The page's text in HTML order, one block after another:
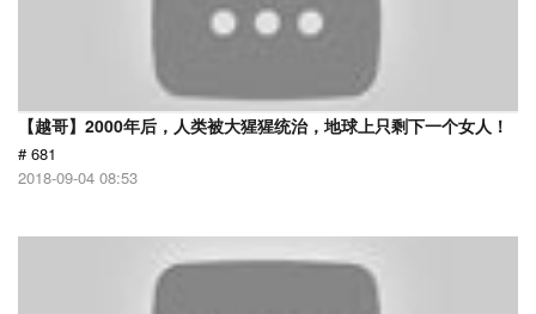
【越哥】2000年后，人类被大猩猩统治，地球上只剩下一个女人！
# 681
2018-09-04 08:53